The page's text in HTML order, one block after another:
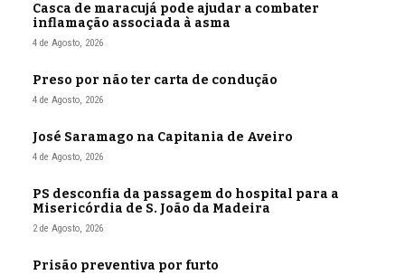
Casca de maracujá pode ajudar a combater
inflamação associada à asma
4 de Agosto, 2026
Preso por não ter carta de condução
4 de Agosto, 2026
José Saramago na Capitania de Aveiro
4 de Agosto, 2026
PS desconfia da passagem do hospital para a
Misericórdia de S. João da Madeira
2 de Agosto, 2026
Prisão preventiva por furto